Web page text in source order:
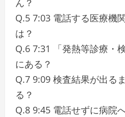
ん？
Q.5 7:03 電話する医療機
は？
Q.6 7:31 「発熱等診療・
にある？
Q.7 9:09 検査結果が出る
る？
Q.8 9:45 電話せずに病院